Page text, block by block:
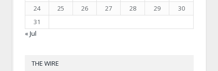
24
25 26 27 28 29
30
31
« Jul
THE WIRE